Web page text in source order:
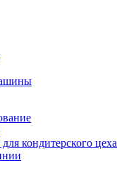
кондитерского цеха